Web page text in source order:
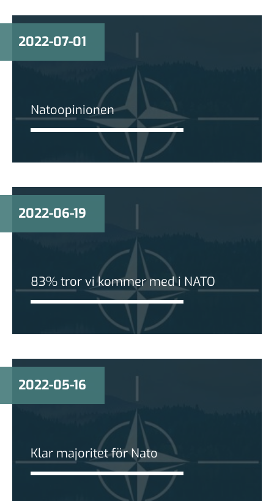
2022-07-01
Natoopinionen
2022-06-19
83% tror vi kommer med i NATO
2022-05-16
Klar majoritet för Nato